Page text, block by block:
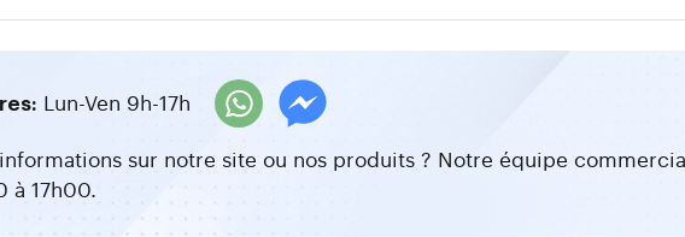
Lun-Ven 9h-17h
sur notre site ou nos produits ? Notre équipe
à 17h00.